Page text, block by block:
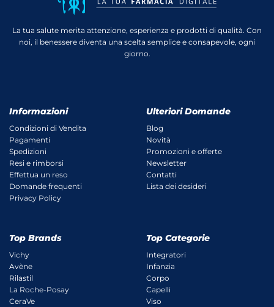
La tua salute merita attenzione, esperienza e prodotti di qualità. Con
noi, il benessere diventa una scelta semplice e consapevole, ogni
giorno.
Informazioni
Condizioni di Vendita
Pagamenti
Spedizioni
Resi e rimborsi
Effettua un reso
Domande frequenti
Privacy Policy
Ulteriori Domande
Blog
Novità
Promozioni e offerte
Newsletter
Contatti
Lista dei desideri
Top Brands
Vichy
Avène
Rilastil
La Roche-Posay
CeraVe
Top Categorie
Integratori
Infanzia
Corpo
Capelli
Viso